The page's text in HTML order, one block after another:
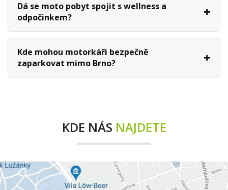
Dá se moto pobyt spojit s wellness a
odpočinkem?
Kde mohou motorkáři bezpečně
zaparkovat mimo Brno?
KDE NÁS NAJDETE